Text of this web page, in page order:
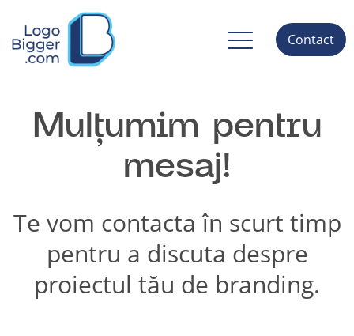
Contact
Mulțumim pentru
mesaj!
Te vom contacta în scurt timp
pentru a discuta despre
proiectul tău de branding.